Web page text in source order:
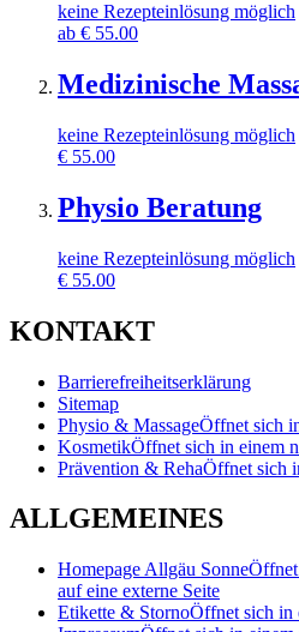
keine Rezepteinlösung möglich
ab € 55.00
Medizinische
keine Rezepteinlösung möglich
€ 55.00
Physio Beratung
keine Rezepteinlösung möglich
€ 55.00
KONTAKT
Barrierefreiheitserklärung
Sitemap
Physio & MassageÖffnet sich
KosmetikÖffnet sich in einem
Prävention & RehaÖffnet sich
ALLGEMEINES
Homepage Allgäu Sonne
auf eine externe Seite
Etikette & StornoÖffnet sich in